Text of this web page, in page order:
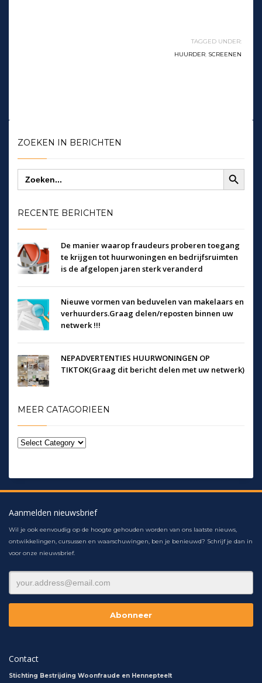
TAGGED UNDER:
HUURDER, SCREENEN
ZOEKEN IN BERICHTEN
Zoek
naar:
Zoekknop
RECENTE BERICHTEN
De manier waarop fraudeurs proberen toegang
te krijgen tot huurwoningen en bedrijfsruimten
is de afgelopen jaren sterk veranderd
Nieuwe vormen van beduvelen van makelaars en
verhuurders.Graag delen/reposten binnen uw
netwerk !!!
NEPADVERTENTIES HUURWONINGEN OP
TIKTOK(Graag dit bericht delen met uw netwerk)
MEER CATAGORIEEN
Aanmelden nieuwsbrief
Wil je ook eenvoudig op de hoogte gehouden worden van ons laatste nieuws,
ontwikkelingen, cursussen en waarschuwingen, ben je benieuwd? Schrijf je dan in
voor onze nieuwsbrief.
Contact
Stichting Bestrijding Woonfraude en Hennepteelt